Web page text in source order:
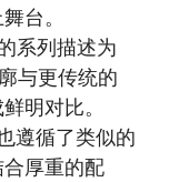
台。
系列描述为
与更传统的
明对比。
遵循了类似的
厚重的配